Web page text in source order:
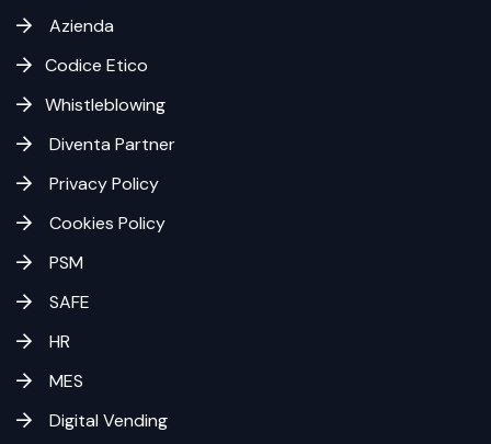
Azienda
Codice Etico
Whistleblowing
Diventa Partner
Privacy Policy
Cookies Policy
PSM
SAFE
HR
MES
Digital Vending